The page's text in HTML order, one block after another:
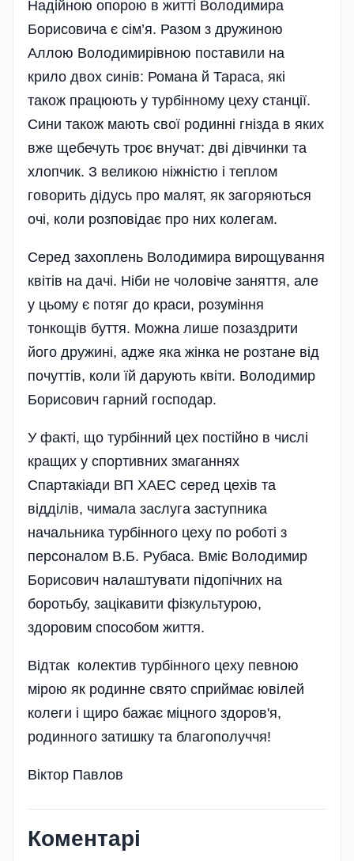
Надійною опорою в житті Володимира
Борисовича є сім’я. Разом з дружиною
Аллою Володимирівною поставили на
крило двох синів: Романа й Тараса, які
також працюють у турбінному цеху станції.
Сини також мають свої родинні гнізда в яких
вже щебечуть троє внучат: дві дівчинки та
хлопчик. З великою ніжністю і теплом
говорить дідусь про малят, як загоряються
очі, коли розповідає про них колегам.
Серед захоплень Володимира вирощування
квітів на дачі. Ніби не чоловіче заняття, але
у цьому є потяг до краси, розуміння
тонкощів буття. Можна лише позаздрити
його дружині, адже яка жінка не розтане від
почуттів, коли їй дарують квіти. Володимир
Борисович гарний господар.
У факті, що турбінний цех постійно в числі
кращих у спортивних змаганнях
Спартакіади ВП ХАЕС серед цехів та
відділів, чимала заслуга заступника
начальника турбінного цеху по роботі з
персоналом В.Б. Рубаса. Вміє Володимир
Борисович налаштувати підопічних на
боротьбу, зацікавити фізкультурою,
здоровим способом життя.
Відтак колектив турбінного цеху певною
мірою як родинне свято сприймає ювілей
колеги і щиро бажає міцного здоров'я,
родинного затишку та благополуччя!
Віктор Павлов
Коментарі